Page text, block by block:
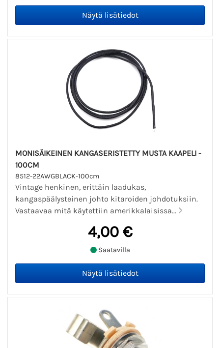
MONISÄIKEINEN KANGASERISTETTY MUSTA KAAPELI -
100CM
8512-22AWGBLACK-100cm
Vintage henkinen, erittäin laadukas,
kangaspäälysteinen johto kitaroiden johdotuksiin.
Vastaavaa mitä käytettiin amerikkalaisissa...
4,00 €
Saatavilla